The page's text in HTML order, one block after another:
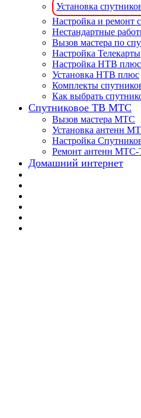
Установка
Настройка и ремонт
Нестандартные
Вызов мастера по
Настройка Телекарты
Настройка НТВ плюс
Установка НТВ плюс
Комплекты
Как выбрать
Спутниковое ТВ МТС
Вызов мастера МТС
Установка антенн
Настройка
Ремонт антенн
Домашний интернет